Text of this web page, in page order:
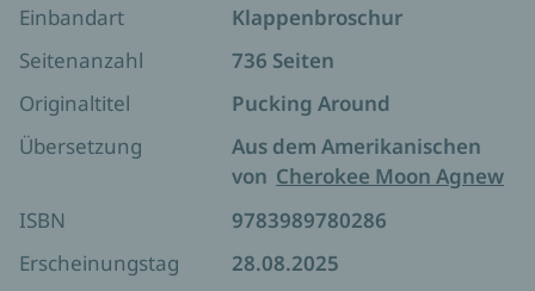
Mannschaft, Ilmari, geht ihr nicht aus dem Kopf.
Rachel weiß, dass sie sich in keinen von ihnen,
geschweige denn in alle drei, verlieben darf. Aber
die Liebe ist ein Spiel – und Jake, Caleb und Ilmari
spielen, um zu gewinnen …
Tropen: Reverse Harem, Ice Hockey, Love Circle, Friends
To Lovers
Einbandart
Klappenbroschur
Seitenanzahl
736 Seiten
Originaltitel
Pucking Around
Übersetzung
Aus dem Amerikanischen
von Cherokee Moon Agnew
ISBN
9783989780286
Erscheinungstag
28.08.2025